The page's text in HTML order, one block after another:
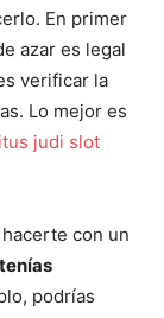
En primer
azar es legal
verificar la
Lo mejor es
judi slot
con un
podrías